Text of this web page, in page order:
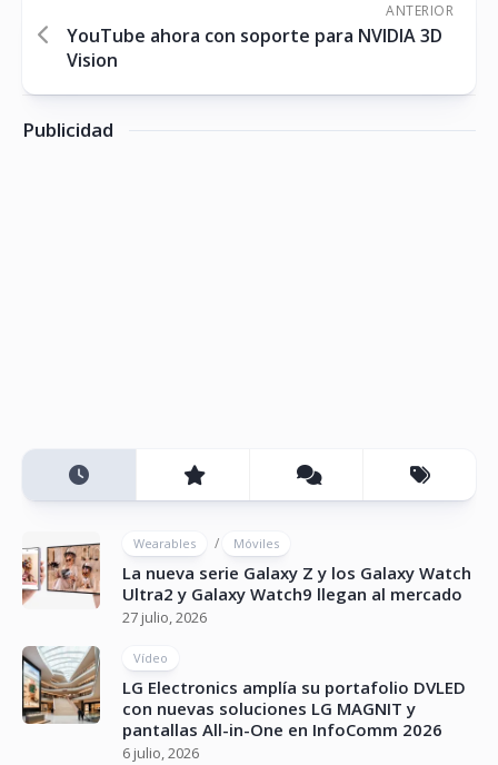
ANTERIOR
YouTube ahora con soporte para NVIDIA 3D
Vision
Publicidad
Wearables / Móviles
La nueva serie Galaxy Z y los Galaxy Watch
Ultra2 y Galaxy Watch9 llegan al mercado
27 julio, 2026
Vídeo
LG Electronics amplía su portafolio DVLED
con nuevas soluciones LG MAGNIT y
pantallas All-in-One en InfoComm 2026
6 julio, 2026